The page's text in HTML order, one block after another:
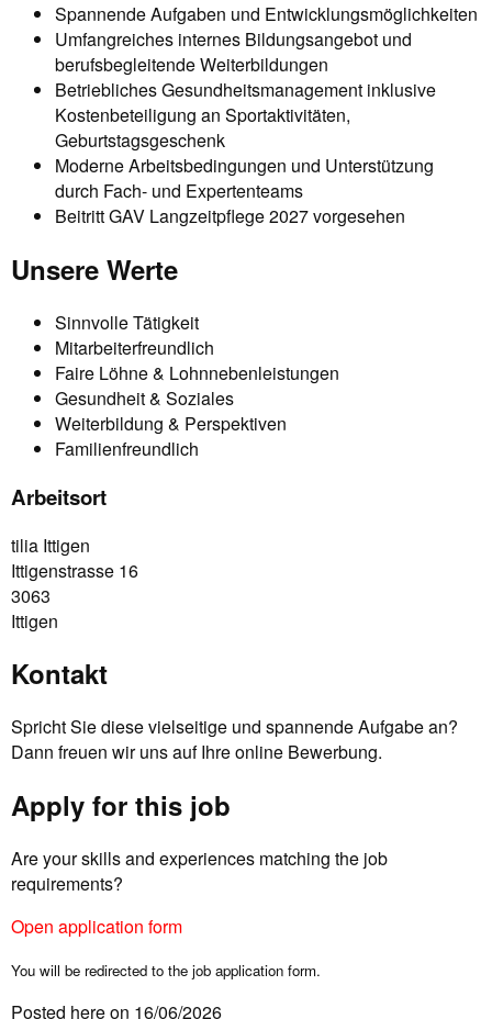
Spannende Aufgaben und Entwicklungsmöglichkeiten
Umfangreiches internes Bildungsangebot und
berufsbegleitende Weiterbildungen
Betriebliches Gesundheitsmanagement inklusive
Kostenbeteiligung an Sportaktivitäten,
Geburtstagsgeschenk
Moderne Arbeitsbedingungen und Unterstützung
durch Fach- und Expertenteams
Beitritt GAV Langzeitpflege 2027 vorgesehen
Unsere Werte
Sinnvolle Tätigkeit
Mitarbeiterfreundlich
Faire Löhne & Lohnnebenleistungen
Gesundheit & Soziales
Weiterbildung & Perspektiven
Familienfreundlich
Arbeitsort
tilia Ittigen
Ittigenstrasse 16
3063
Ittigen
Kontakt
Spricht Sie diese vielseitige und spannende Aufgabe an?
Dann freuen wir uns auf Ihre online Bewerbung.
Apply for this job
Are your skills and experiences matching the job
requirements?
Open application form
You will be redirected to the job application form.
Posted here on 16/06/2026